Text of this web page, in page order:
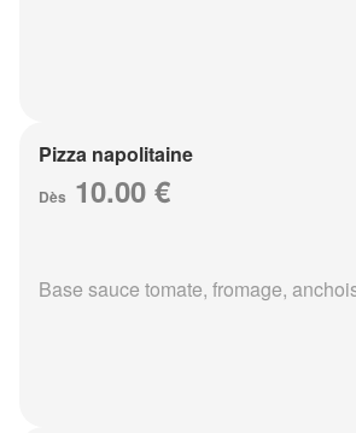
Pizza napolitaine
Dès 10.00 €
Base sauce tomate, fromage,